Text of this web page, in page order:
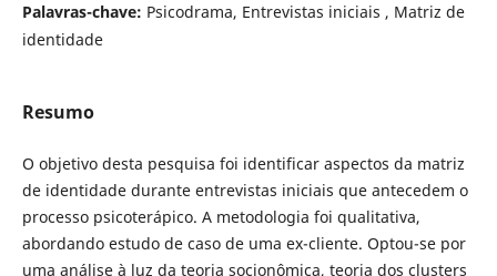
Palavras-chave: Psicodrama, Entrevistas iniciais , Matriz de
identidade
Resumo
O objetivo desta pesquisa foi identificar aspectos da matriz
de identidade durante entrevistas iniciais que antecedem o
processo psicoterápico. A metodologia foi qualitativa,
abordando estudo de caso de uma ex-cliente. Optou-se por
uma análise à luz da teoria socionômica, teoria dos clusters